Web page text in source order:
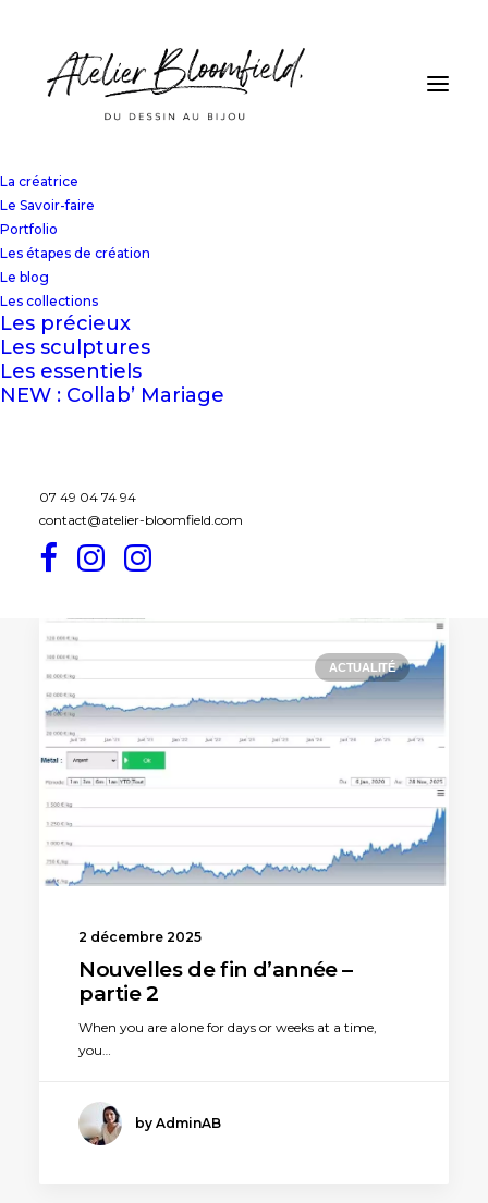
La créatrice
Le Savoir-faire
Portfolio
Les étapes de création
Le blog
Les collections
Les précieux
Les sculptures
Les essentiels
NEW : Collab’ Mariage
07 49 04 74 94
contact@atelier-bloomfield.com
ACTUALITÉ
2 décembre 2025
Nouvelles de fin d’année –
partie 2
When you are alone for days or weeks at a time,
you…
by AdminAB